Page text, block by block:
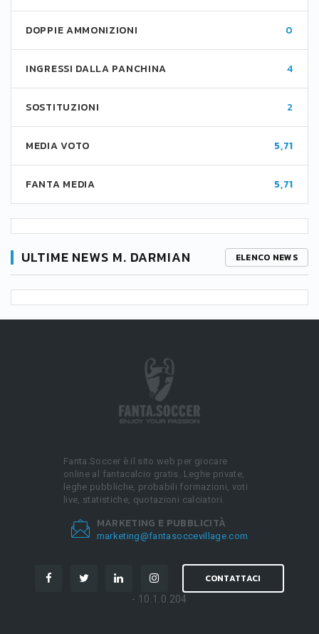
DOPPIE AMMONIZIONI 0
INGRESSI DALLA PANCHINA 4
SOSTITUZIONI 2
MEDIA VOTO 5,71
FANTA MEDIA 5,71
ULTIME NEWS M. DARMIAN ELENCO NEWS
Fanta.Soccer è il sito web per giocare
online al fantacalcio gratis. Leghe private,
leghe pubbliche, probabili formazioni, voti
live, statistiche, quotazioni calciatori.
MARKETING E PUBBLICITÀ
marketing@fantasoccevillage.com
CONTATTACI
- 10.1.0.204